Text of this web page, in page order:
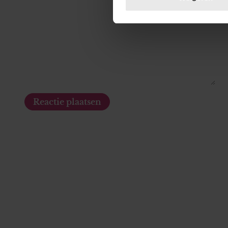
toestemming op elk
websiteverkeer te
media, adverteren en
verstrekt of die ze hebben